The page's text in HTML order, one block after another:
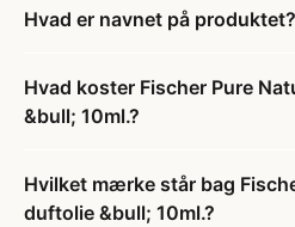
Hvad er navnet på produktet?
Hvad koster Fischer Pure
&bull; 10ml.?
Hvilket mærke står bag
duftolie &bull; 10ml.?